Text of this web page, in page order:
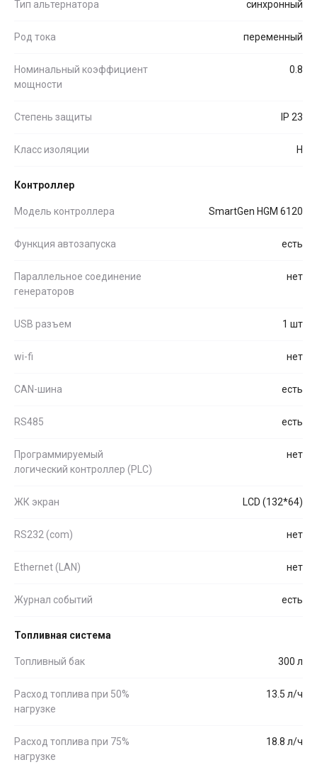
Тип альтернатора синхронный
Род тока переменный
Номинальный коэффициент
мощности
0.8
Степень защиты IP 23
Класс изоляции H
Контроллер
Модель контроллера SmartGen HGM 6120
Функция автозапуска есть
Параллельное соединение
генераторов
нет
USB разъем 1 шт
wi-fi нет
CAN-шина есть
RS485 есть
Программируемый
логический контроллер (PLC)
нет
ЖК экран LCD (132*64)
RS232 (com) нет
Ethernet (LAN) нет
Журнал событий есть
Топливная система
Топливный бак 300 л
Расход топлива при 50%
нагрузке
13.5 л/ч
Расход топлива при 75%
нагрузке
18.8 л/ч